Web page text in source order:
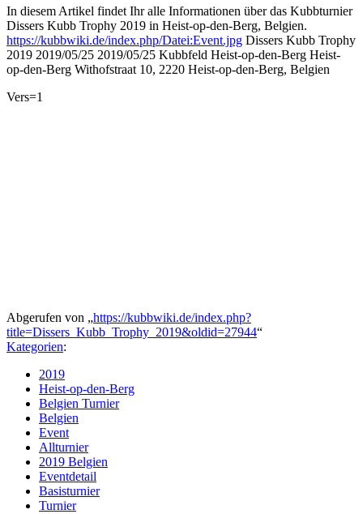
In diesem Artikel findet Ihr alle Informationen über das Kubbturnier
Dissers Kubb Trophy 2019 in Heist-op-den-Berg, Belgien.
https://kubbwiki.de/index.php/Datei:Event.jpg Dissers Kubb Trophy
2019 2019/05/25 2019/05/25 Kubbfeld Heist-op-den-Berg Heist-
op-den-Berg Withofstraat 10, 2220 Heist-op-den-Berg, Belgien
Vers=1
Abgerufen von „https://kubbwiki.de/index.php?
title=Dissers_Kubb_Trophy_2019&oldid=27944“
Kategorien:
2019
Heist-op-den-Berg
Belgien Turnier
Belgien
Event
Allturnier
2019 Belgien
Eventdetail
Basisturnier
Turnier